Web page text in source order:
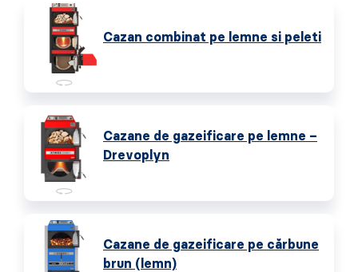
Cazan combinat pe lemne si peleti
Cazane de gazeificare pe lemne –
Drevoplyn
Cazane de gazeificare pe cărbune
brun (lemn)